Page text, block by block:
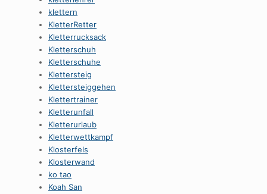
klettern
KletterRetter
Kletterrucksack
Kletterschuh
Kletterschuhe
Klettersteig
Klettersteiggehen
Klettertrainer
Kletterunfall
Kletterurlaub
Kletterwettkampf
Klosterfels
Klosterwand
ko tao
Koah San